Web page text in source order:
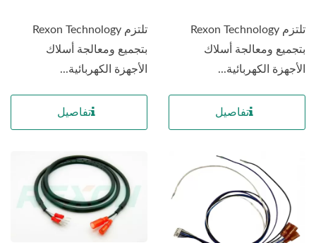
تلتزم Rexon Technology
بتجميع ومعالجة أسلاك
الأجهزة الكهربائية...
تفاصيل
تلتزم Rexon Technology
بتجميع ومعالجة أسلاك
الأجهزة الكهربائية...
تفاصيل